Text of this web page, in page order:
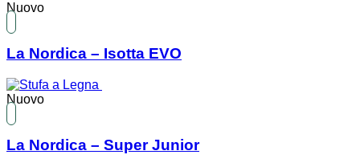
Nuovo
La Nordica – Isotta EVO
Nuovo
La Nordica – Super Junior